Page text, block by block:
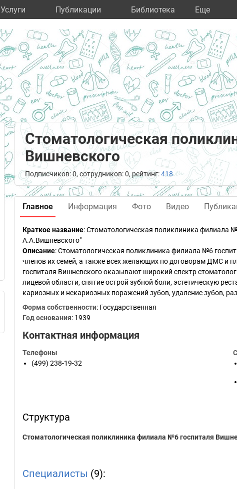
Услуги Публикации Библиотека Eще
Стоматологическая
Вишневского
Подписчиков: 0, сотрудников: 0, рейтинг:418
Главное Информация Фото Видео
Краткое название:Стоматологическая поликлиника филиала
А.А.Вишневского"
Описание: Стоматологическая поликлиника филиала №6
членов их семей, а также всех желающих по договорам ДМС и
госпиталя Вишневского оказывают широкий спектр
лицевой области, снятие острой зубной боли, эстетическую
кариозных и некариозных поражений зубов, удаление зубов,
Форма собственности: Государственная
Год основания: 1939
Контактная информация
Телефоны
(499) 238-19-32
Структура
Стоматологическая поликлиника филиала №6 госпиталя
Специалисты (9):